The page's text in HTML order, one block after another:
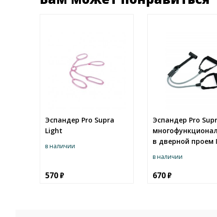
Эспандер Pro Supra
Light
в наличии
570
Эспандер Pro
в дверной проем I
в наличии
670